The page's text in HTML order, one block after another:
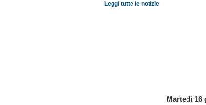
Leggi tutte le notizie
Martedì 16